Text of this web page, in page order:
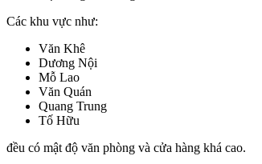
Các khu vực như:
Văn Khê
Dương Nội
Mỗ Lao
Văn Quán
Quang Trung
Tố Hữu
đều có mật độ văn phòng và cửa hàng khá cao.